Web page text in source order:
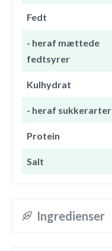
Fedt
- heraf mættede
fedtsyrer
Kulhydrat
- heraf sukkerarter
Protein
Salt
Ingredienser